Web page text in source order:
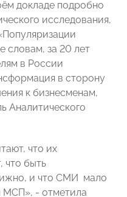
докладе подробно
исследования,
словам, за 20 лет
в России
в сторону
к бизнесменам,
Аналитического
что их
что быть
и что СМИ мало
МСП», - отметила